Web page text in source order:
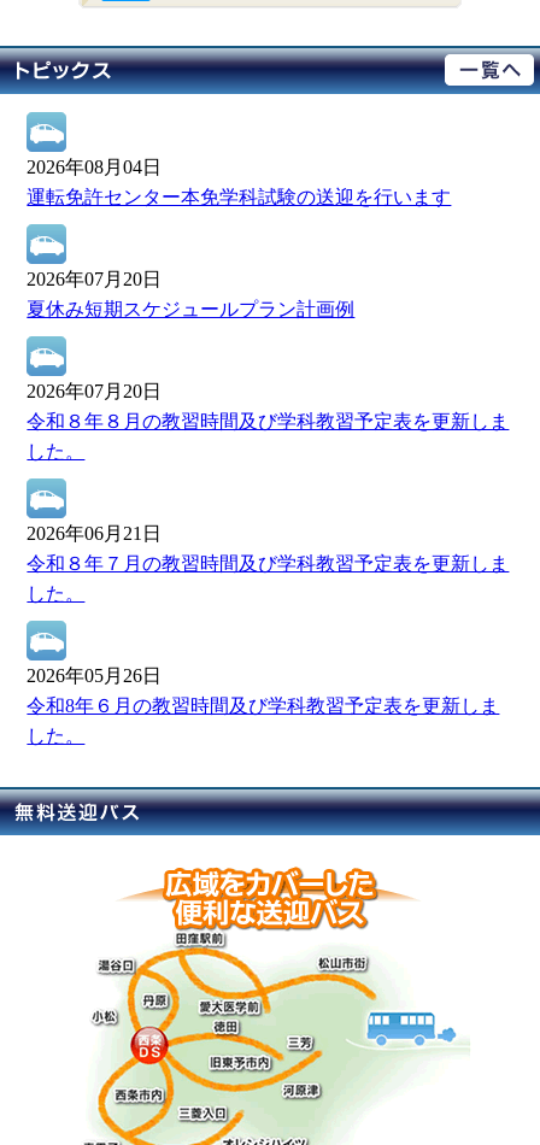
2026年08月04日
運転免許センター本免学科試験の送迎を行います
2026年07月20日
夏休み短期スケジュールプラン計画例
2026年07月20日
令和８年８月の教習時間及び学科教習予定表を更新しま
した。
2026年06月21日
令和８年７月の教習時間及び学科教習予定表を更新しま
した。
2026年05月26日
令和8年６月の教習時間及び学科教習予定表を更新しま
した。